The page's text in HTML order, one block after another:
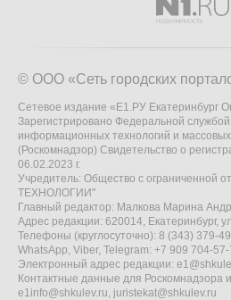
© ООО «Сеть городских
Сетевое издание «Е1.РУ Екатеринбург
Зарегистрировано Федеральной
информационных технологий и
(Роскомнадзор) Свидетельство о
06.02.2023 г.
Учредитель: Общество с ограниченной
ТЕХНОЛОГИИ"
Главный редактор: Малкова Марина
Адрес редакции: 620014, Екатеринбург,
Телефоны (круглосуточно): 8 (343) 379-
WhatsApp, Viber, Telegram: +7 909 704-57-
Электронный адрес редакции:
Контактные данные для Роскомнадзора
e1info@shkulev.ru, juristekat@shkulev.ru